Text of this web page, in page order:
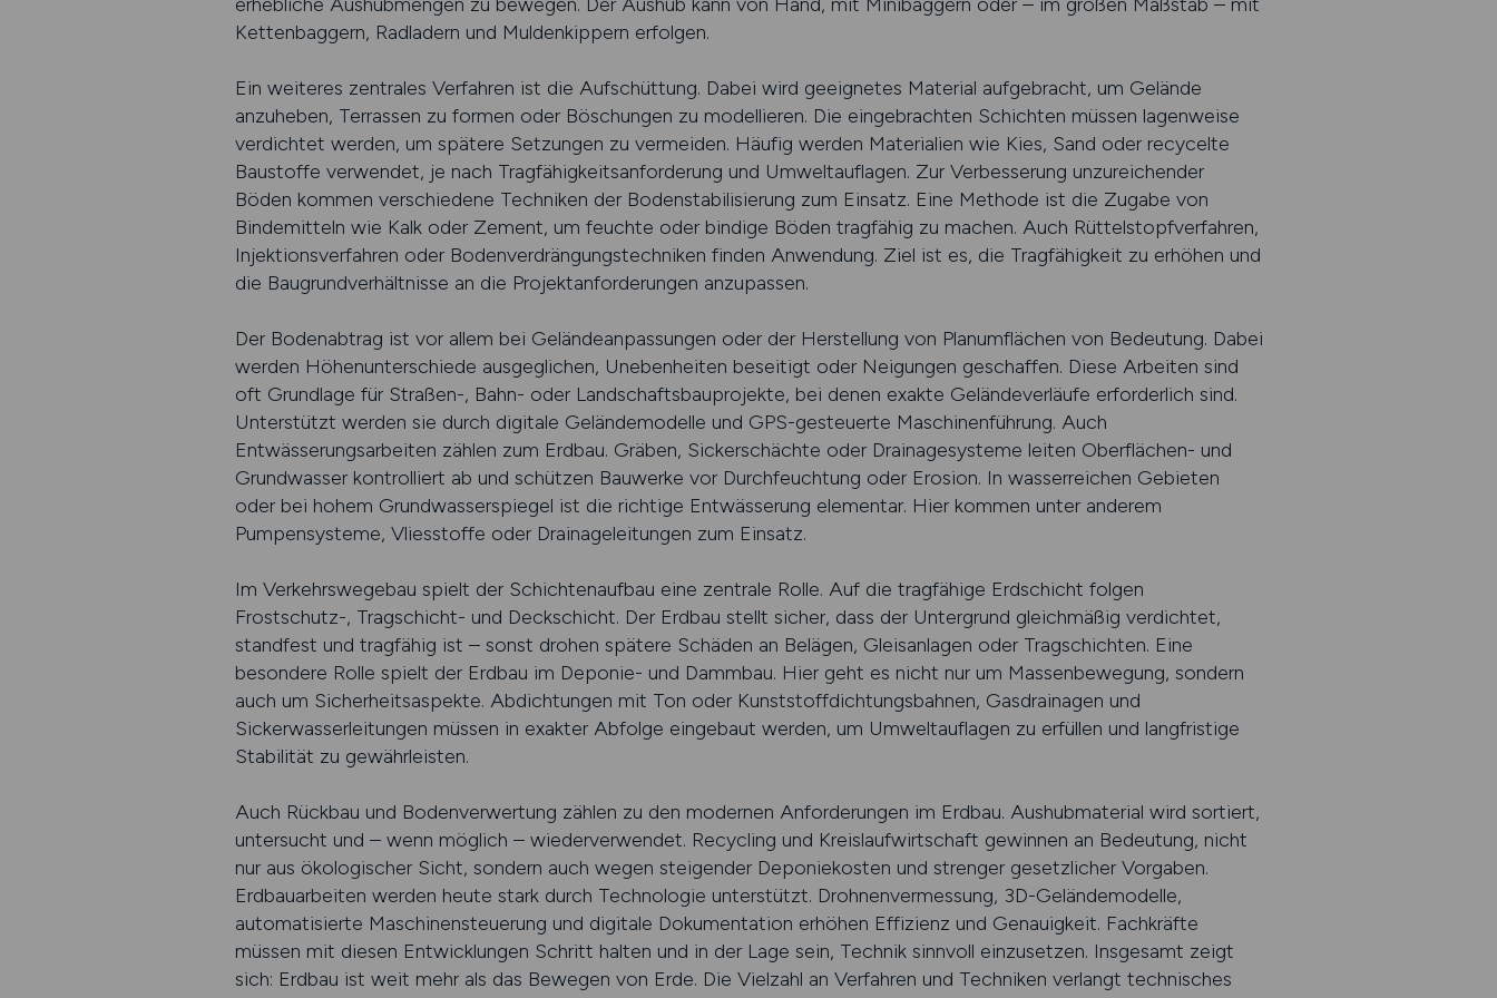
Kettenbaggern, Radladern und Muldenkippern erfolgen.
Ein weiteres zentrales Verfahren ist die Aufschüttung. Dabei wird geeignetes Material aufgebracht, um Gelände
anzuheben, Terrassen zu formen oder Böschungen zu modellieren. Die eingebrachten Schichten müssen lagenweise
verdichtet werden, um spätere Setzungen zu vermeiden. Häufig werden Materialien wie Kies, Sand oder recycelte
Baustoffe verwendet, je nach Tragfähigkeitsanforderung und Umweltauflagen. Zur Verbesserung unzureichender
Böden kommen verschiedene Techniken der Bodenstabilisierung zum Einsatz. Eine Methode ist die Zugabe von
Bindemitteln wie Kalk oder Zement, um feuchte oder bindige Böden tragfähig zu machen. Auch Rüttelstopfverfahren,
Injektionsverfahren oder Bodenverdrängungstechniken finden Anwendung. Ziel ist es, die Tragfähigkeit zu erhöhen und
die Baugrundverhältnisse an die Projektanforderungen anzupassen.
Der Bodenabtrag ist vor allem bei Geländeanpassungen oder der Herstellung von Planumflächen von Bedeutung. Dabei
werden Höhenunterschiede ausgeglichen, Unebenheiten beseitigt oder Neigungen geschaffen. Diese Arbeiten sind
oft Grundlage für Straßen-, Bahn- oder Landschaftsbauprojekte, bei denen exakte Geländeverläufe erforderlich sind.
Unterstützt werden sie durch digitale Geländemodelle und GPS-gesteuerte Maschinenführung. Auch
Entwässerungsarbeiten zählen zum Erdbau. Gräben, Sickerschächte oder Drainagesysteme leiten Oberflächen- und
Grundwasser kontrolliert ab und schützen Bauwerke vor Durchfeuchtung oder Erosion. In wasserreichen Gebieten
oder bei hohem Grundwasserspiegel ist die richtige Entwässerung elementar. Hier kommen unter anderem
Pumpensysteme, Vliesstoffe oder Drainageleitungen zum Einsatz.
Im Verkehrswegebau spielt der Schichtenaufbau eine zentrale Rolle. Auf die tragfähige Erdschicht folgen
Frostschutz-, Tragschicht- und Deckschicht. Der Erdbau stellt sicher, dass der Untergrund gleichmäßig verdichtet,
standfest und tragfähig ist – sonst drohen spätere Schäden an Belägen, Gleisanlagen oder Tragschichten. Eine
besondere Rolle spielt der Erdbau im Deponie- und Dammbau. Hier geht es nicht nur um Massenbewegung, sondern
auch um Sicherheitsaspekte. Abdichtungen mit Ton oder Kunststoffdichtungsbahnen, Gasdrainagen und
Sickerwasserleitungen müssen in exakter Abfolge eingebaut werden, um Umweltauflagen zu erfüllen und langfristige
Stabilität zu gewährleisten.
Auch Rückbau und Bodenverwertung zählen zu den modernen Anforderungen im Erdbau. Aushubmaterial wird sortiert,
untersucht und – wenn möglich – wiederverwendet. Recycling und Kreislaufwirtschaft gewinnen an Bedeutung, nicht
nur aus ökologischer Sicht, sondern auch wegen steigender Deponiekosten und strenger gesetzlicher Vorgaben.
Erdbauarbeiten werden heute stark durch Technologie unterstützt. Drohnenvermessung, 3D-Geländemodelle,
automatisierte Maschinensteuerung und digitale Dokumentation erhöhen Effizienz und Genauigkeit. Fachkräfte
müssen mit diesen Entwicklungen Schritt halten und in der Lage sein, Technik sinnvoll einzusetzen. Insgesamt zeigt
sich: Erdbau ist weit mehr als das Bewegen von Erde. Die Vielzahl an Verfahren und Techniken verlangt technisches